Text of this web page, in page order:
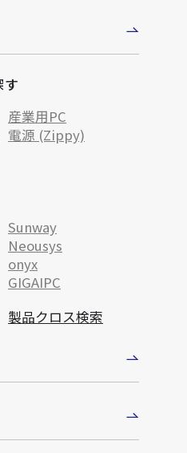
す
産業用PC
電源 (Zippy)
Sunway
Neousys
onyx
GIGAIPC
製品クロス検索